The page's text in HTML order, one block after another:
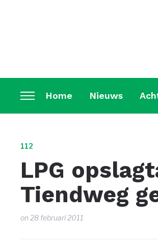
Toggle
sidebar
navigation
Home Nieuws
112
LPG
Tiendweg
on28 februari 2011